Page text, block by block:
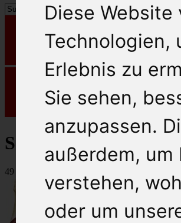
Diese
Technologien,
Erlebnis zu
Sie sehen,
anzupassen.
außerdem, um
verstehen,
oder um
Sekt/ Prosecco/
49 Artikel